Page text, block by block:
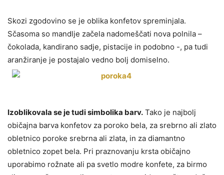
Skozi zgodovino se je oblika konfetov spreminjala.
Sčasoma so mandlje začela nadomeščati nova polnila –
čokolada, kandirano sadje, pistacije in podobno -, pa tudi
aranžiranje je postajalo vedno bolj domiselno.
Izoblikovala se je tudi simbolika barv. Tako je najbolj
običajna barva konfetov za poroko bela, za srebrno ali zlato
obletnico poroke srebrna ali zlata, in za diamantno
obletnico zopet bela. Pri praznovanju krsta običajno
uporabimo rožnate ali pa svetlo modre konfete, za birmo